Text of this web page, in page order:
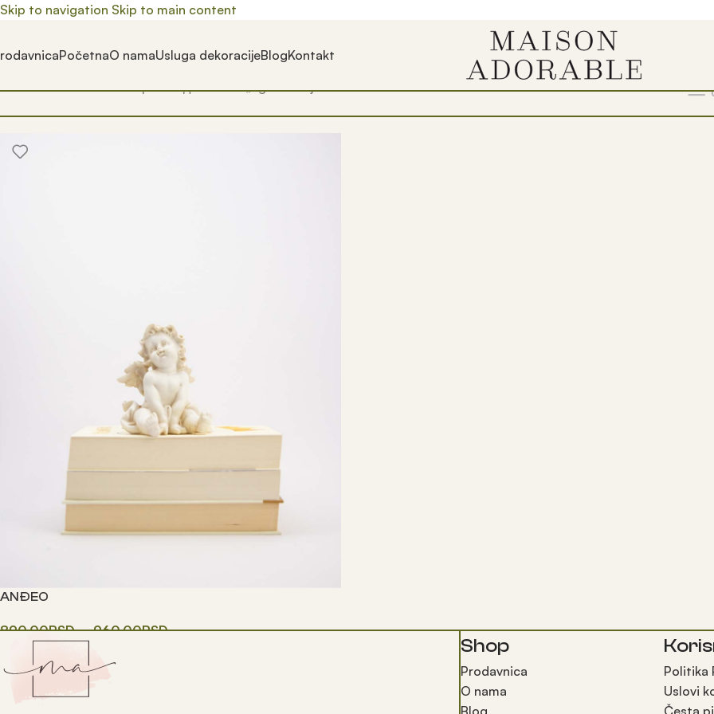
Skip to navigation Skip to main content
PočetnaO namaUsluga dekoracijeBlogKontakt
Почетна/ Prodavnica/ Производ oзначен „figura andjela“ Show 9 12 18 24
ANĐEO
890.00RSD – 960.00RSD
Shop
Prodavnica
O nama
Blog
Politika
Uslovi
Česta